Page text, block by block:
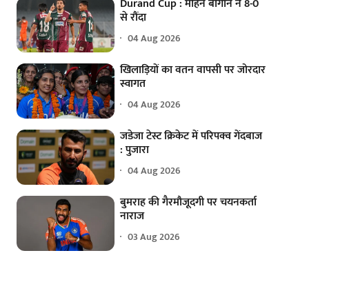
से रौंदा
04 Aug 2026
खिलाड़ियों का वतन वापसी पर जोरदार
स्वागत
04 Aug 2026
जडेजा टेस्ट क्रिकेट में परिपक्व गेंदबाज
: पुजारा
04 Aug 2026
बुमराह की गैरमौजूदगी पर चयनकर्ता
नाराज
03 Aug 2026